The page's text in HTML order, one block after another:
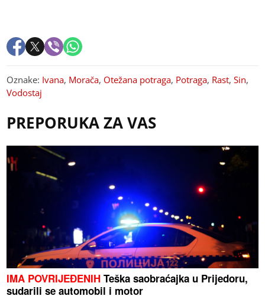
Oznake: Ivana, Morača, Otežana potraga, Potraga, Rast,Sin,
Vodostaj
PREPORUKA ZA VAS
IMA POVRIJEĐENIH Teška saobraćajka u Prijedoru,
sudarili se automobil i motor